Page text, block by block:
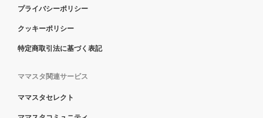
プライバシーポリシー
クッキーポリシー
特定商取引法に基づく表記
ママスタ関連サービス
ママスタセレクト